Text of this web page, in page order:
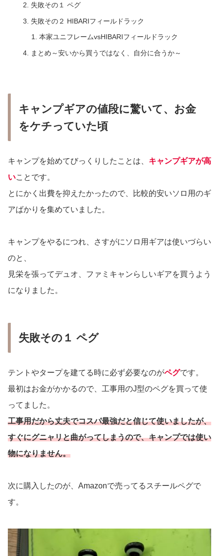
失敗その１ ペグ
失敗その２ HIBARIフィールドラック
本家ユニフレームvsHIBARIフィールドラック
まとめ～安いから買うではなく、自分に合うか～
キャンプギアの値段に驚いて、お金
をケチっていた頃
キャンプを始めてびっくりしたことは、 キャンプギアが高
いことです。
とにかく出費を抑えたかったので、比較的安いソロ用のギ
アばかりを集めていました。
キャンプをやるにつれ、さすがにソロ用ギアは使いづらい
のと、
見栄を張ってデュオ、ファミキャンらしいギアを買うよう
になりました。
失敗その１ ペグ
テントやタープを建てる時に必ず必要なのがペグです。
最初はお金がかかるので、工事用のJ型のペグを買って使
ってました。
工事用だから丈夫でコスパ最強だと信じて使いましたが、
すぐにグニャリと曲がってしまうので、キャンプでは使い
物になりません。
次に購入したのが、Amazonで売ってるスチールペグで
す。